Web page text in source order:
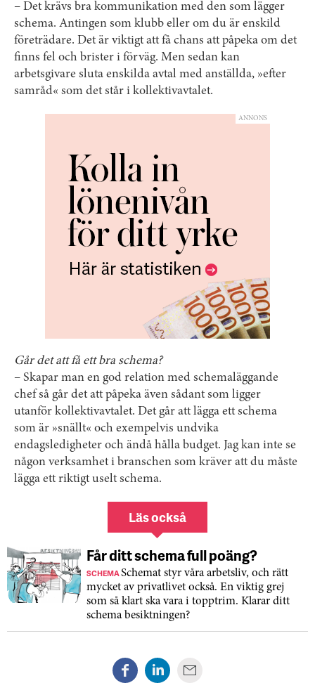
– Det krävs bra kommunikation med den som lägger
schema. Antingen som klubb eller om du är enskild
företrädare. Det är viktigt att få chans att påpeka om det
finns fel och brister i förväg. Men sedan kan
arbetsgivare sluta enskilda avtal med anställda, »efter
samråd« som det står i kollektivavtalet.
ANNONS
Går det att få ett bra schema?
– Skapar man en god relation med schemaläggande
chef så går det att påpeka även sådant som ligger
utanför kollektivavtalet. Det går att lägga ett schema
som är »snällt« och exempelvis undvika
endagsledigheter och ändå hålla budget. Jag kan inte se
någon verksamhet i branschen som kräver att du måste
lägga ett riktigt uselt schema.
Läs också
Får ditt schema full poäng?
SCHEMASchemat styr våra arbetsliv, och rätt
mycket av privatlivet också. En viktig grej
som så klart ska vara i topptrim. Klarar ditt
schema besiktningen?